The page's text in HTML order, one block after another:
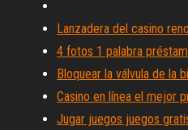
Lanzadera del casino
4 fotos 1 palabra
Bloquear la válvula de la
Casino en línea el mejor
Jugar juegos juegos